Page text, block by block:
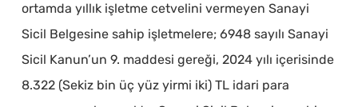
ortamda yıllık işletme cetvelini vermeyen Sanayi
Sicil Belgesine sahip işletmelere; 6948 sayılı Sanayi
Sicil Kanun’un 9. maddesi gereği, 2024 yılı içerisinde
8.322 (Sekiz bin üç yüz yirmi iki) TL idari para